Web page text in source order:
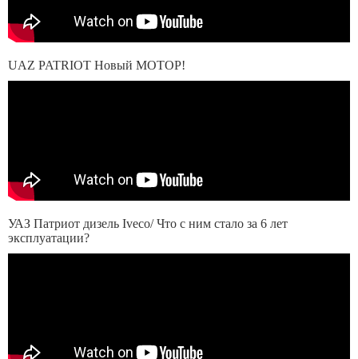
UAZ PATRIOT Новый МОТОР!
УАЗ Патриот дизель Iveco/ Что с ним стало за 6 лет
эксплуатации?